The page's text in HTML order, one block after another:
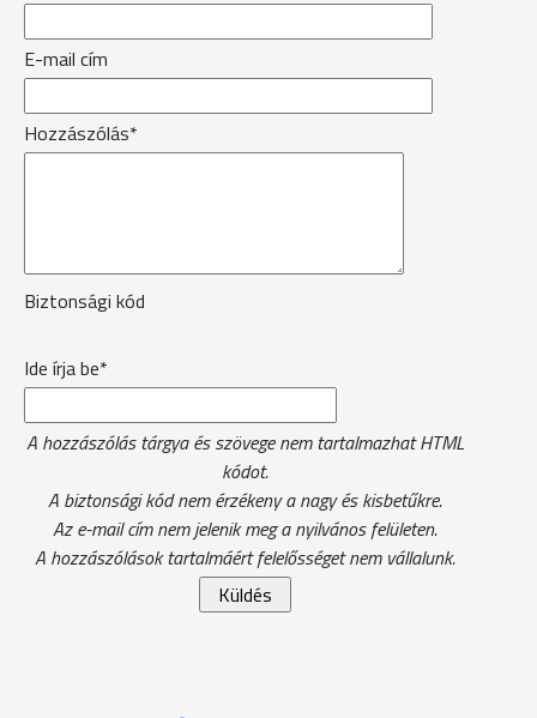
E-mail cím
Hozzászólás*
Biztonsági kód
Ide írja be*
A hozzászólás tárgya és szövege nem tartalmazhat HTML
kódot.
A biztonsági kód nem érzékeny a nagy és kisbetűkre.
Az e-mail cím nem jelenik meg a nyilvános felületen.
A hozzászólások tartalmáért felelősséget nem vállalunk.